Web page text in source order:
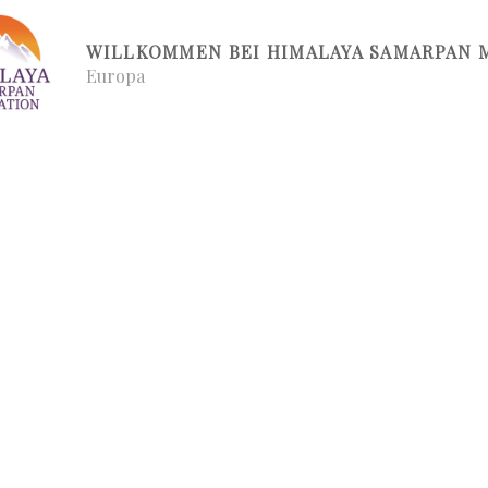
WILLKOMMEN BEI HIMALAYA SAMARPAN
Europa